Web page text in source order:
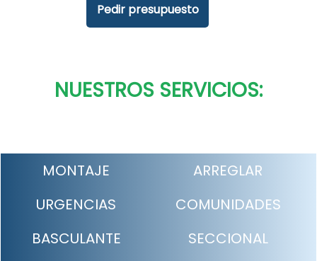
Pedir presupuesto
NUESTROS SERVICIOS:
MONTAJE
ARREGLAR
URGENCIAS
COMUNIDADES
BASCULANTE
SECCIONAL